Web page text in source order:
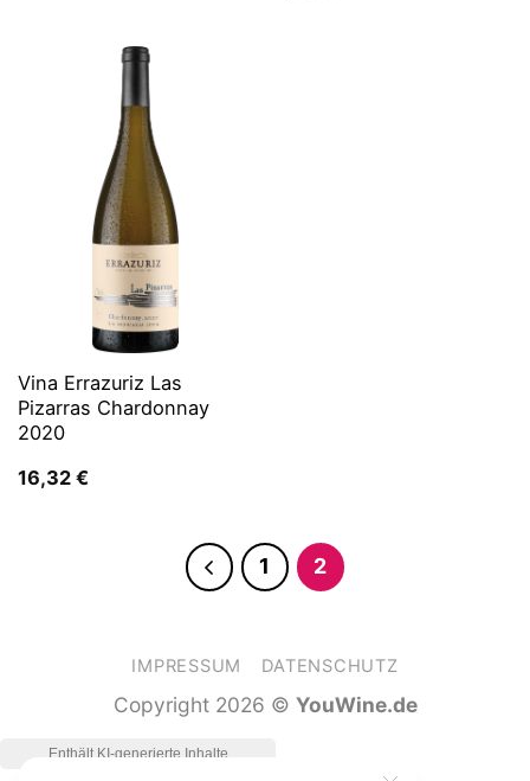
Vina Errazuriz Las
Pizarras Chardonnay
2020
16,32 €
1 2
IMPRESSUM DATENSCHUTZ
Copyright 2026 © YouWine.de